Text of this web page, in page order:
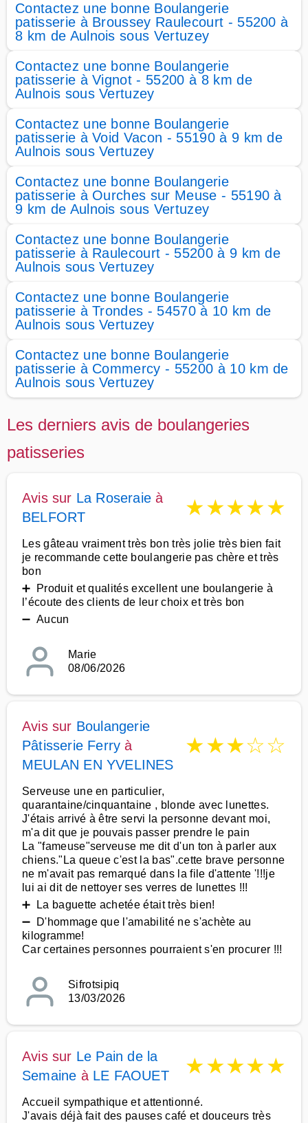
Contactez une bonne Boulangerie
patisserie à Broussey Raulecourt - 55200 à
8 km de Aulnois sous Vertuzey
Contactez une bonne Boulangerie
patisserie à Vignot - 55200 à 8 km de
Aulnois sous Vertuzey
Contactez une bonne Boulangerie
patisserie à Void Vacon - 55190 à 9 km de
Aulnois sous Vertuzey
Contactez une bonne Boulangerie
patisserie à Ourches sur Meuse - 55190 à
9 km de Aulnois sous Vertuzey
Contactez une bonne Boulangerie
patisserie à Raulecourt - 55200 à 9 km de
Aulnois sous Vertuzey
Contactez une bonne Boulangerie
patisserie à Trondes - 54570 à 10 km de
Aulnois sous Vertuzey
Contactez une bonne Boulangerie
patisserie à Commercy - 55200 à 10 km de
Aulnois sous Vertuzey
Les derniers avis de boulangeries
patisseries
Avis sur La Roseraie à
BELFORT
★★★★★
Les gâteau vraiment très bon très jolie très bien fait
je recommande cette boulangerie pas chère et très
bon
➕ Produit et qualités excellent une boulangerie à
l’écoute des clients de leur choix et très bon
➖ Aucun
Marie
08/06/2026
Avis sur Boulangerie
Pâtisserie Ferry à
MEULAN EN YVELINES
★★★☆☆
Serveuse une en particulier,
quarantaine/cinquantaine , blonde avec lunettes.
J'étais arrivé à être servi la personne devant moi,
m'a dit que je pouvais passer prendre le pain
La "fameuse"serveuse me dit d'un ton à parler aux
chiens."La queue c'est la bas".cette brave personne
ne m'avait pas remarqué dans la file d'attente '!!!je
lui ai dit de nettoyer ses verres de lunettes !!!
➕ La baguette achetée était très bien!
➖ D'hommage que l'amabilité ne s'achète au
kilogramme!
Car certaines personnes pourraient s'en procurer !!!
Sifrotsipiq
13/03/2026
Avis sur Le Pain de la
Semaine à LE FAOUET ★★★★★
Accueil sympathique et attentionné.
J'avais déjà fait des pauses café et douceurs très